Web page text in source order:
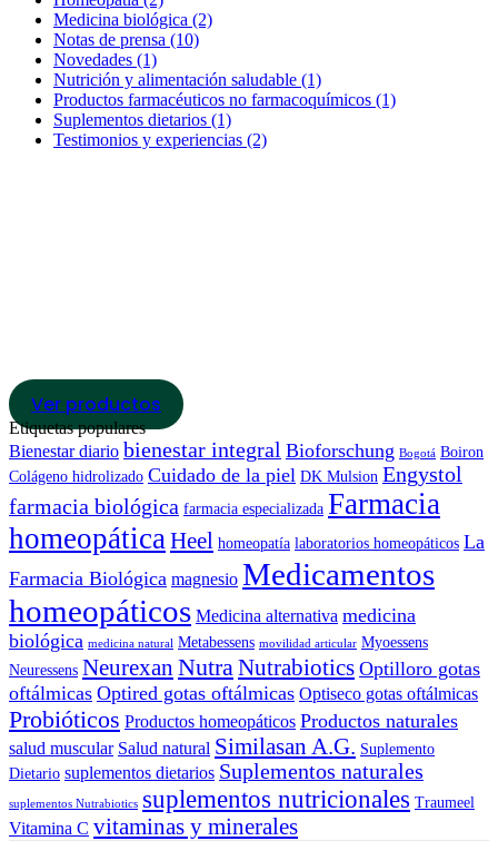
Medicina biológica (2)
Notas de prensa (10)
Novedades (1)
Nutrición y alimentación saludable (1)
Productos farmacéuticos no farmacoquímicos (1)
Suplementos dietarios (1)
Testimonios y experiencias (2)
Ver productos
Etiquetas populares
Bienestar diario bienestar integral Bioforschung Bogotá Boiron
Colágeno hidrolizado Cuidado de la piel DK Mulsion Engystol
farmacia biológica farmacia especializada Farmacia
homeopáticaHeel homeopatía laboratorios homeopáticos La
Farmacia Biológica magnesio Medicamentos
homeopáticos Medicina alternativa medicina
biológica medicina natural Metabessens movilidad articular Myoessens
Neuressens Neurexan NutraNutrabiotics Optilloro gotas
oftálmicas Optired gotas oftálmicas Optiseco gotas oftálmicas
Probióticos Productos homeopáticos Productos naturales
salud muscular Salud natural Similasan A.G. Suplemento
Dietario suplementos dietarios Suplementos naturales
suplementos Nutrabiotics suplementos nutricionales Traumeel
Vitamina C vitaminas y minerales